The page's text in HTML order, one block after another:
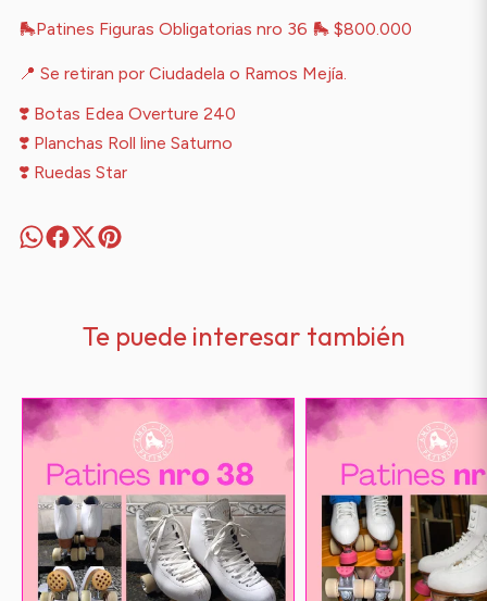
🛼Patines Figuras Obligatorias nro 36 🛼 $800.000
📍 Se retiran por Ciudadela o Ramos Mejía.
❣️ Botas Edea Overture 240
❣️ Planchas Roll line Saturno
❣️ Ruedas Star
Te puede interesar también